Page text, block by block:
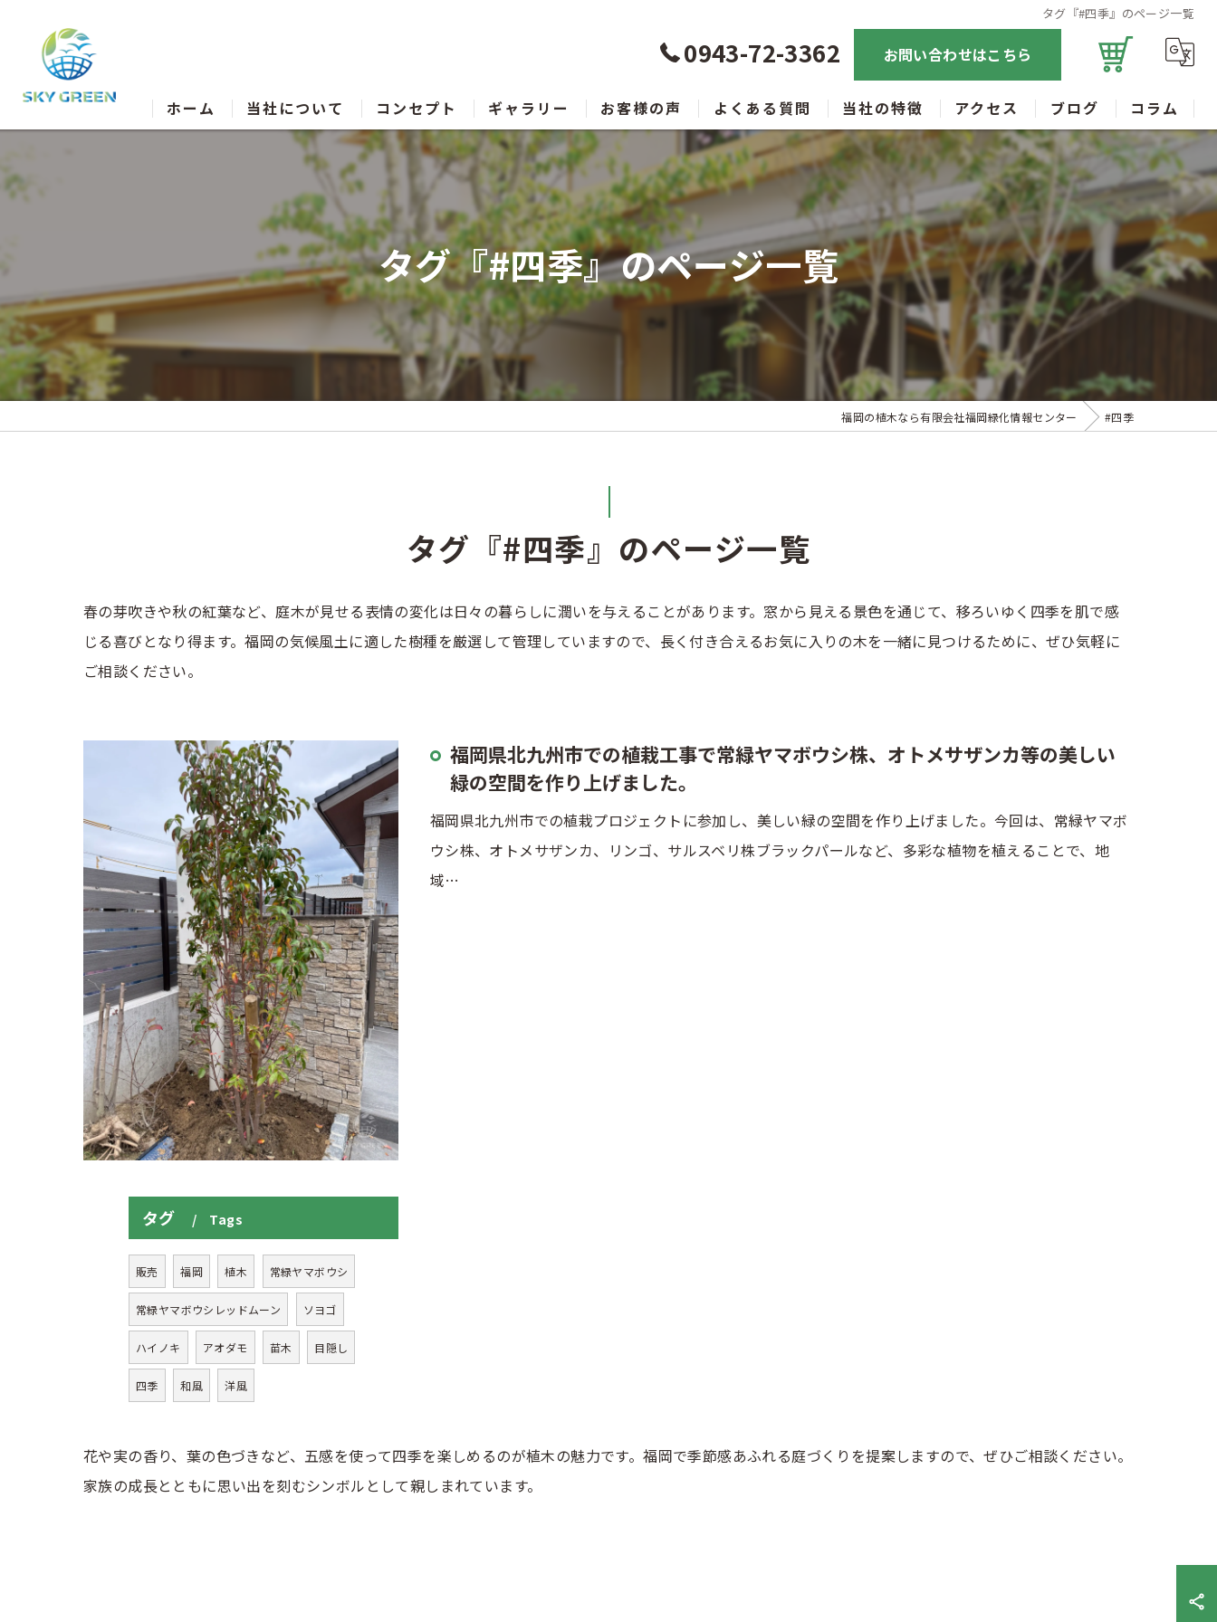
タグ『#四季』のページ一覧
0943-72-3362 お問い合わせはこちら
ホーム 当社について コンセプト ギャラリー お客様の声 よくある質問 当社の特徴
庭木
販売
常緑高木
落葉高木
シンボルツリー
アクセス ブログ コラム
タグ『#四季』のページ一覧
福岡の植木なら有限会社福岡緑化情報センター #四季
タグ『#四季』のページ一覧
春の芽吹きや秋の紅葉など、庭木が見せる表情の変化は日々の暮らしに潤いを与えることがあります。窓から見える景色を通じて、移ろいゆく四季を肌で感
じる喜びとなり得ます。福岡の気候風土に適した樹種を厳選して管理していますので、長く付き合えるお気に入りの木を一緒に見つけるために、ぜひ気軽に
ご相談ください。
福岡県北九州市での植栽工事で常緑ヤマボウシ株、オトメサザンカ等の美しい
緑の空間を作り上げました。
福岡県北九州市での植栽プロジェクトに参加し、美しい緑の空間を作り上げました。今回は、常緑ヤマボ
ウシ株、オトメサザンカ、リンゴ、サルスベリ株ブラックパールなど、多彩な植物を植えることで、地
域…
タグ Tags
販売 福岡 植木 常緑ヤマボウシ
常緑ヤマボウシレッドムーン ソヨゴ
ハイノキ アオダモ 苗木 目隠し
四季 和風 洋風
花や実の香り、葉の色づきなど、五感を使って四季を楽しめるのが植木の魅力です。福岡で季節感あふれる庭づくりを提案しますので、ぜひご相談ください。
家族の成長とともに思い出を刻むシンボルとして親しまれています。